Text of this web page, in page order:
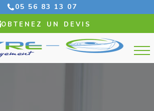
05 56 83 13 07
obtenez un devis